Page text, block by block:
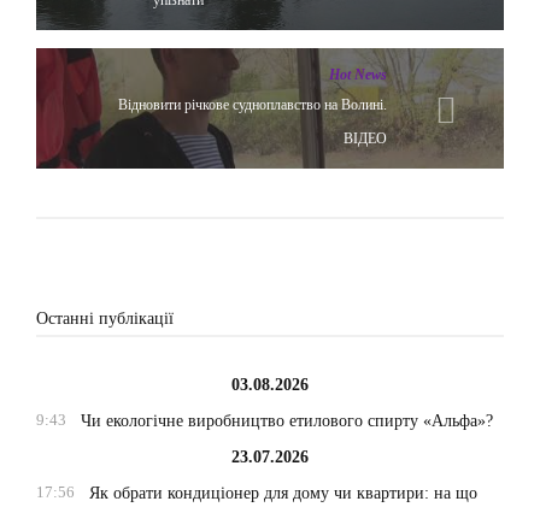
Hot News
Відновити річкове судноплавство на Волині.
ВІДЕО
Останні публікації
03.08.2026
9:43
Чи екологічне виробництво етилового спирту «Альфа»?
23.07.2026
17:56
Як обрати кондиціонер для дому чи квартири: на що